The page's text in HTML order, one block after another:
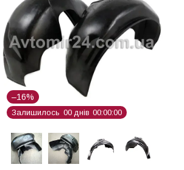
–16%
Залишилось 00 днів 00 00 00